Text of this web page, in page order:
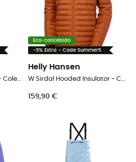
W Lifaloft Insulator Vest - Colete penas mulher
Eco-concebido
-5% Extra - Code Summer5
Helly Hansen
W Sirdal Hooded Insulator - Colete penas mulher
159,90 €